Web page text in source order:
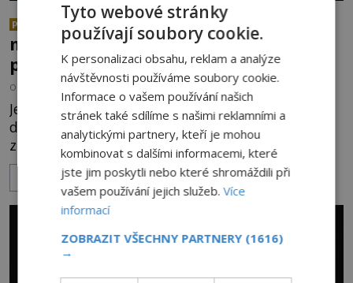
PREMIUM
Herec Richard Dreyfuss a
muzikant Dave Grohl: Jaké mají
paranormální zážitky?
OD ANDREA ŠULCOVÁ 5.8.2026
Je to jízda s větrem o závod. V roce 1982 americký
drogově závislý herec Richard Dreyfuss (*1947)
ztratí poslední zbytky sebezáchovy a prohání se
po silnicích ve svém mercedesu jako utržený ze
řetězu. Vše vyvrcholí katastrofou, když to Dreyfuss
napálí v plné rychlosti do stromu! Policie ve vraku
následně nalezne schovaný kokain. Tímto
momentem se slavnému
ZOBRAZIT VÍCE
Tyto webové stránky
používají soubory cookie.
K personalizaci obsahu, reklam a analýze
návštěvnosti používáme soubory cookie.
Informace o vašem používání našich
stránek také sdílíme s našimi reklamními a
analytickými partnery, kteří je mohou
kombinovat s dalšími informacemi, které
jste jim poskytli nebo které shromáždili při
vašem používání jejich služeb.Více
informací
ZOBRAZIT VŠECHNY PARTNERY (1616)
→